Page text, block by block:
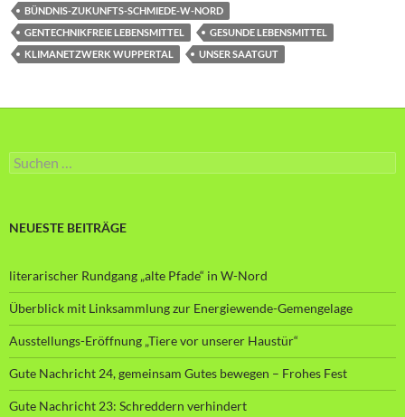
BÜNDNIS-ZUKUNFTS-SCHMIEDE-W-NORD
GENTECHNIKFREIE LEBENSMITTEL
GESUNDE LEBENSMITTEL
KLIMANETZWERK WUPPERTAL
UNSER SAATGUT
Suche
nach:
NEUESTE BEITRÄGE
literarischer Rundgang „alte Pfade“ in W-Nord
Überblick mit Linksammlung zur Energiewende-Gemengelage
Ausstellungs-Eröffnung „Tiere vor unserer Haustür“
Gute Nachricht 24, gemeinsam Gutes bewegen – Frohes Fest
Gute Nachricht 23: Schreddern verhindert